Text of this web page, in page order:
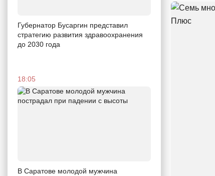
Губернатор Бусаргин представил
стратегию развития здравоохранения
до 2030 года
18:05
В Саратове молодой мужчина